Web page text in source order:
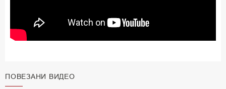
ПОВЕЗАНИ ВИДЕО